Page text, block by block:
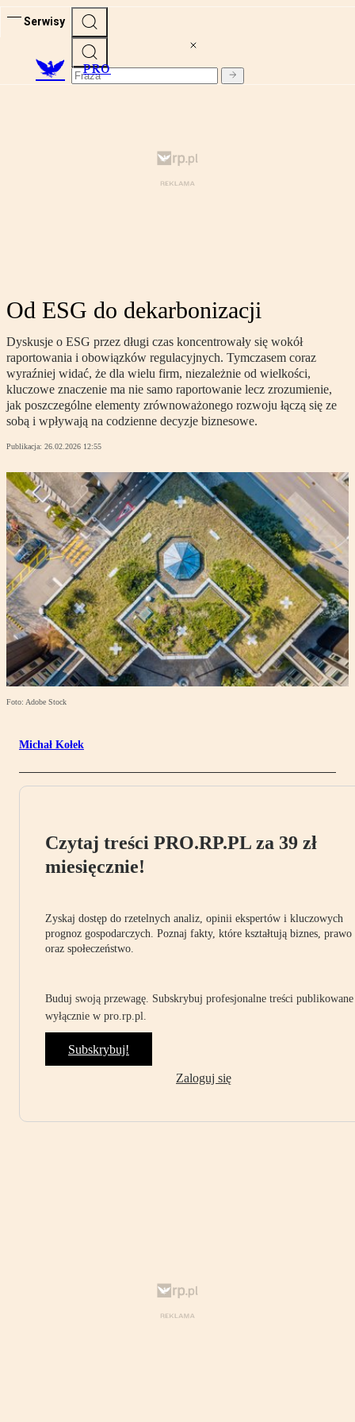
Serwisy
PRO
Od ESG do dekarbonizacji
Dyskusje o ESG przez długi czas koncentrowały się wokół
raportowania i obowiązków regulacyjnych. Tymczasem coraz
wyraźniej widać, że dla wielu firm, niezależnie od wielkości,
kluczowe znaczenie ma nie samo raportowanie lecz zrozumienie,
jak poszczególne elementy zrównoważonego rozwoju łączą się ze
sobą i wpływają na codzienne decyzje biznesowe.
Publikacja: 26.02.2026 12:55
Foto: Adobe Stock
Michał Kołek
Czytaj treści PRO.RP.PL za 39 zł
miesięcznie!
Zyskaj dostęp do rzetelnych analiz, opinii ekspertów i kluczowych
prognoz gospodarczych. Poznaj fakty, które kształtują biznes, prawo
oraz społeczeństwo.
Buduj swoją przewagę. Subskrybuj profesjonalne treści publikowane
wyłącznie w pro.rp.pl.
Subskrybuj!
Zaloguj się